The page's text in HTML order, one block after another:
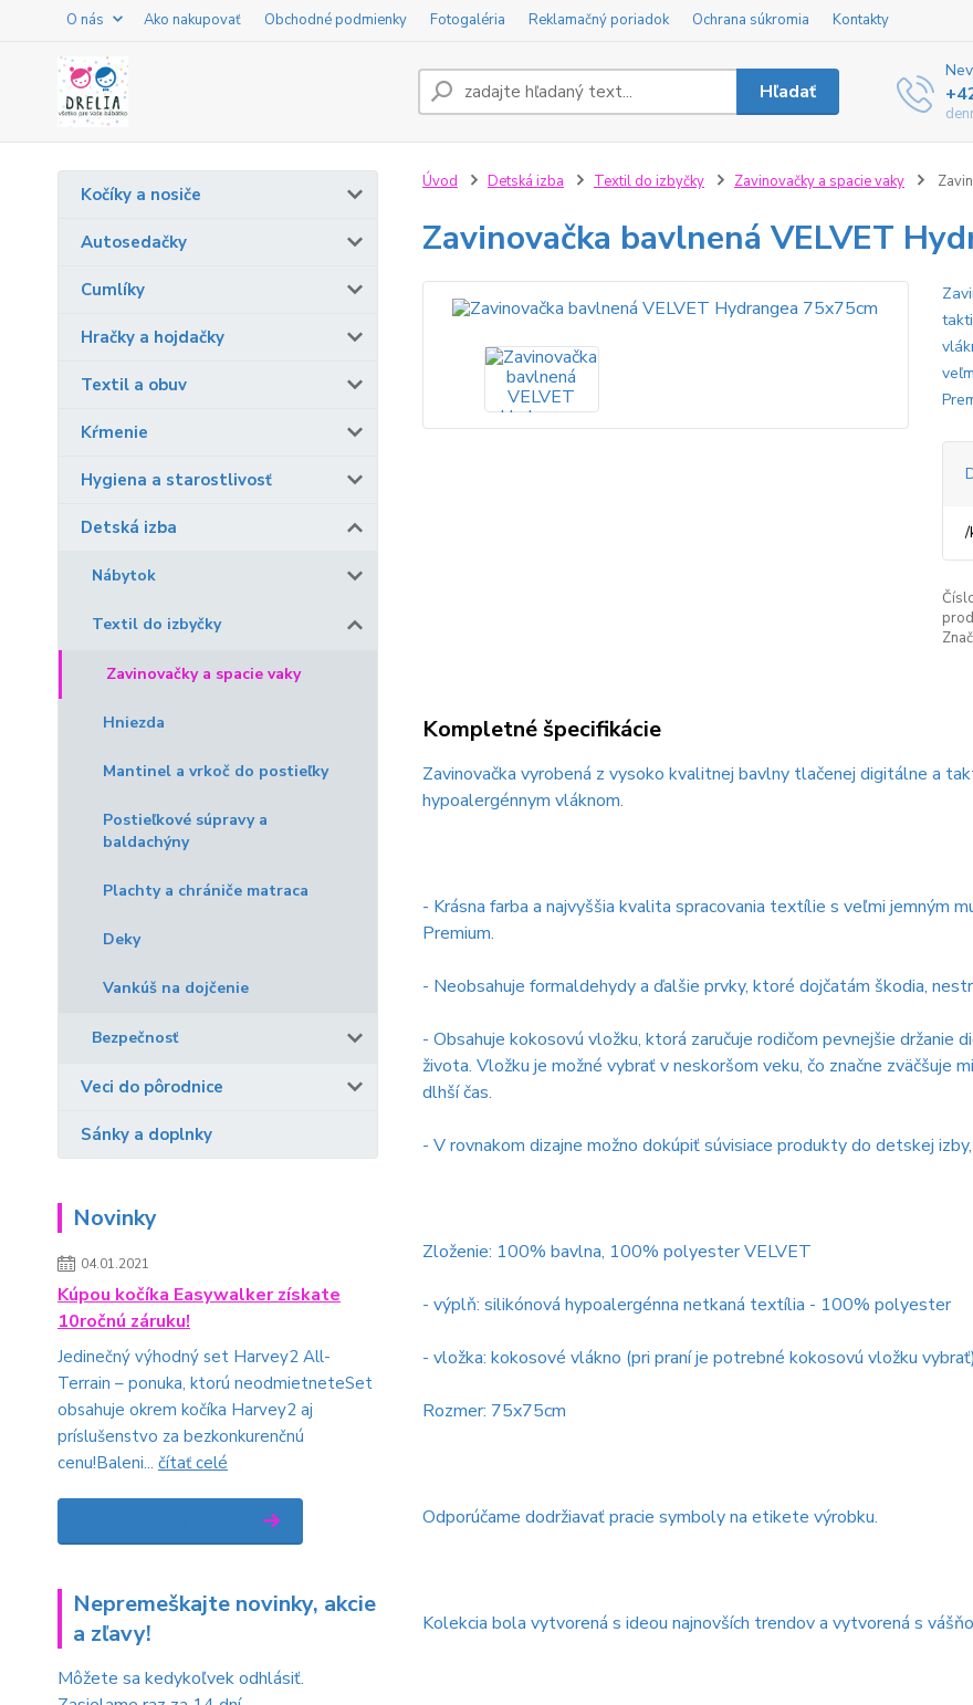
O nás Ako nakupovať Obchodné podmienky Fotogaléria Reklamačný poriadok Ochrana súkromia Kontakty
Hľadať
Kočíky a nosiče
Autosedačky
Cumlíky
Hračky a hojdačky
Textil a obuv
Kŕmenie
Hygiena a starostlivosť
Detská izba
Nábytok
Textil do izbyčky
Zavinovačky a spacie vaky
Hniezda
Mantinel a vrkoč do postieľky
Postieľkové súpravy a
baldachýny
Plachty a chrániče matraca
Deky
Vankúš na dojčenie
Bezpečnosť
Veci do pôrodnice
Sánky a doplnky
Novinky
04.01.2021
Kúpou kočíka Easywalker získate
10ročnú záruku!
Jedinečný výhodný set Harvey2 All-
Terrain – ponuka, ktorú neodmietneteSet
obsahuje okrem kočíka Harvey2 aj
príslušenstvo za bezkonkurenčnú
cenu!Baleni... čítať celé
Nepremeškajte novinky, akcie
a zľavy!
Môžete sa kedykoľvek odhlásiť.
Úvod Detská izba Textil do izbyčky Zavinovačky a spacie vaky
Zavinovačka bavlnená VELVET
/
Kompletné špecifikácie
Zavinovačka vyrobená z vysoko kvalitnej bavlny tlačenej digitálne a
hypoalergénnym vláknom.
- Krásna farba a najvyššia kvalita spracovania textílie s veľmi jemným
Premium.
- Neobsahuje formaldehydy a ďalšie prvky, ktoré dojčatám škodia,
- Obsahuje kokosovú vložku, ktorá zaručuje rodičom pevnejšie
života. Vložku je možné vybrať v neskoršom veku, čo značne
dlhší čas.
- V rovnakom dizajne možno dokúpiť súvisiace produkty do detskej
Zloženie: 100% bavlna, 100% polyester VELVET
- výplň: silikónová hypoalergénna netkaná textília - 100% polyester
- vložka: kokosové vlákno (pri praní je potrebné kokosovú vložku vybrať)
Rozmer: 75x75cm
Odporúčame dodržiavať pracie symboly na etikete výrobku.
Kolekcia bola vytvorená s ideou najnovších trendov a vytvorená s